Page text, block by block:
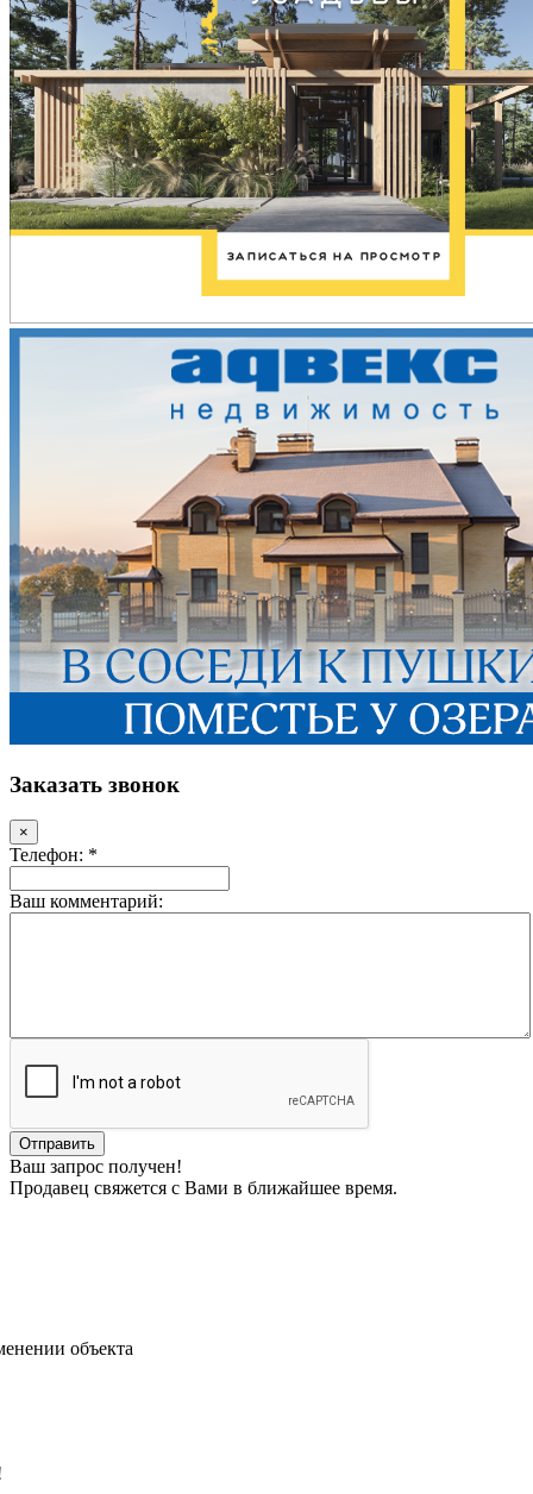
Заказать звонок
×
Телефон: *
Ваш комментарий:
Ваш запрос получен!
Продавец свяжется с Вами в ближайшее время.
объекта